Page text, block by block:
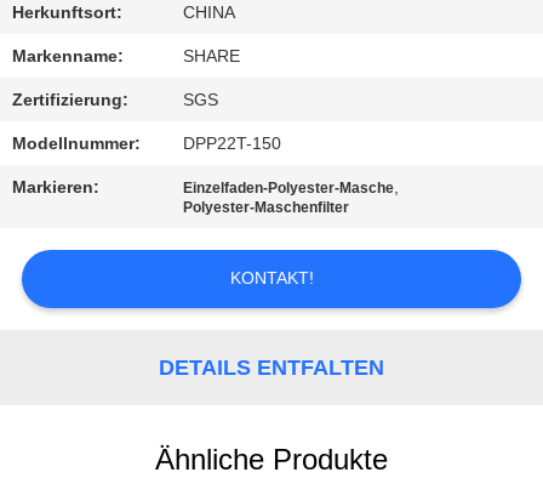
KONTAKT
MIT
UNS
NEUIGKEITEN
RECHTSSACHEN
Herkunftsort: CHINA
Markenname: SHARE
Zertifizierung: SGS
Modellnummer: DPP22T-150
Markieren: Einzelfaden-Polyester-Masche,
Polyester-Maschenfilter
KONTAKT!
DETAILS ENTFALTEN
Ähnliche Produkte